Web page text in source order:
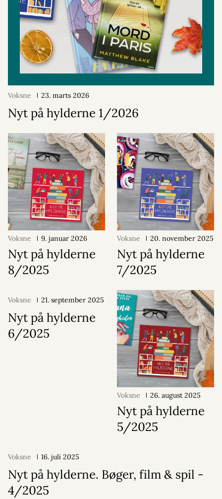
Voksne 23. marts 2026
Nyt på hylderne 1/2026
Voksne 9. januar 2026
Nyt på hylderne
8/2025
Voksne 20. november 2025
Nyt på hylderne
7/2025
Voksne 21. september 2025
Nyt på hylderne
6/2025
Voksne 26. august 2025
Nyt på hylderne
5/2025
Voksne 16. juli 2025
Nyt på hylderne. Bøger, film & spil -
4/2025